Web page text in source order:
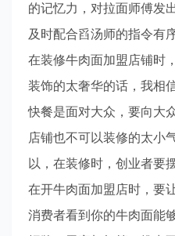
的记忆力，对拉面师傅发
及时配合舀汤师的指令有
在装修牛肉面加盟店铺时
装饰的太奢华的话，我相
快餐是面对大众，要向大
店铺也不可以装修的太小
以，在装修时，创业者要
在开牛肉面加盟店时，要
消费者看到你的牛肉面能